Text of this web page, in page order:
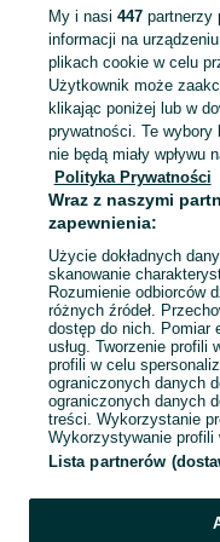
My i nasi 447partnerzy
informacji na
plikach cookie w celu
Użytkownik może
klikając poniżej lub w
prywatności. Te wybory
nie będą miały wpływu
Polityka Prywatności
Wraz z naszymi
zapewnienia:
Użycie dokładnych
skanowanie
Rozumienie odbiorców
różnych źródeł.
dostęp do nich. Pomiar
usług. Tworzenie profili
profili w celu
ograniczonych danych
ograniczonych danych
treści. Wykorzystanie
Wykorzystywanie profili
Lista partnerów